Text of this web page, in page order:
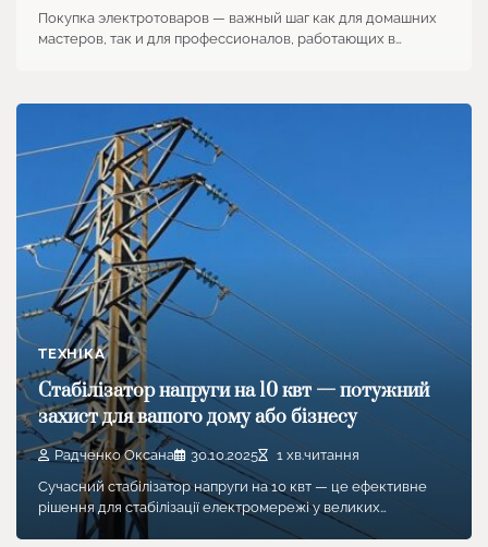
Покупка электротоваров — важный шаг как для домашних
мастеров, так и для профессионалов, работающих в…
ТЕХНІКА
Стабілізатор напруги на 10 квт — потужний
захист для вашого дому або бізнесу
Радченко Оксана 30.10.2025
1 хв.читання
Сучасний стабілізатор напруги на 10 квт — це ефективне
рішення для стабілізації електромережі у великих…